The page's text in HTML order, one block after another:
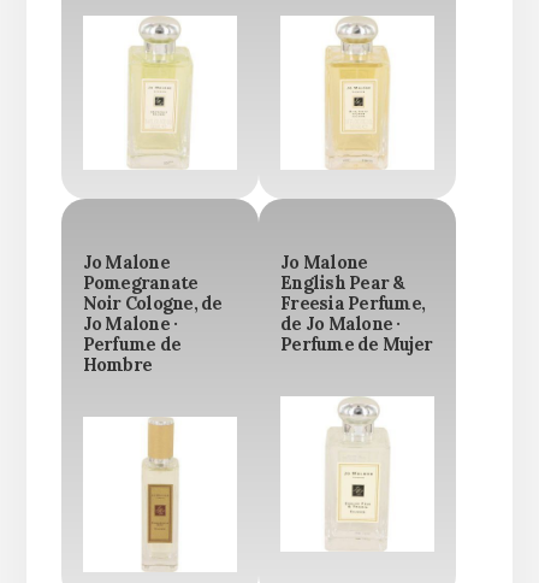
Jo Malone
Pomegranate
Noir Cologne, de
Jo Malone ·
Perfume de
Hombre
Jo Malone
English Pear &
Freesia Perfume,
de Jo Malone ·
Perfume de Mujer